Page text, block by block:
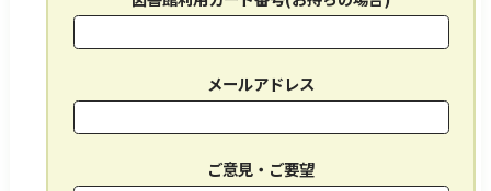
メールアドレス
ご意見・ご要望